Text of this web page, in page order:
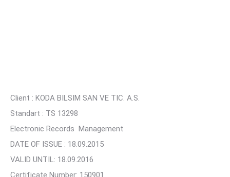
Client : KODA BILSIM SAN VE TIC. A.S.
Standart : TS 13298
Electronic Records Management
DATE OF ISSUE : 18.09.2015
VALID UNTIL: 18.09.2016
Certificate Number: 150901